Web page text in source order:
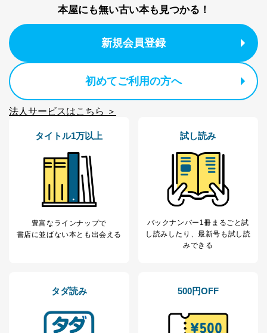
本屋にも無い古い本も見つかる！
新規会員登録
初めてご利用の方へ
法人サービスはこちら ＞
タイトル1万以上
豊富なラインナップで
書店に並ばない本とも出会える
試し読み
バックナンバー1冊まるごと試
し読み したり、最新号も試し読
みできる
タダ読み 500円OFF